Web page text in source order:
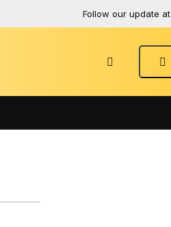
Follow our update at